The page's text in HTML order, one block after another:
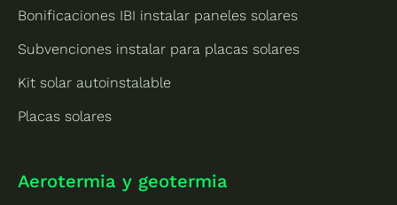
Bonificaciones IBI instalar paneles solares
Subvenciones instalar para placas solares
Kit solar autoinstalable
Placas solares
Aerotermia y geotermia